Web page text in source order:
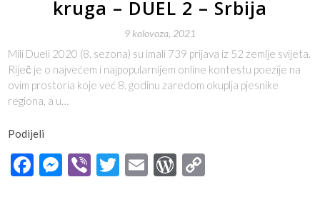
kruga – DUEL 2 – Srbija
9 kolovoza, 2021
Mili Dueli 2020 (8. sezona) su imali 739 prijava iz 52 zemlje svijeta.
Riječ je o najvećem i najpopularnijem online kontestu poezije na
ovim prostoria koje već 8. godinu zaredom okuplja pjesnike
regiona, a u…
Podijeli
Facebook
Messenger
ViberTwitter
EmailWordPress